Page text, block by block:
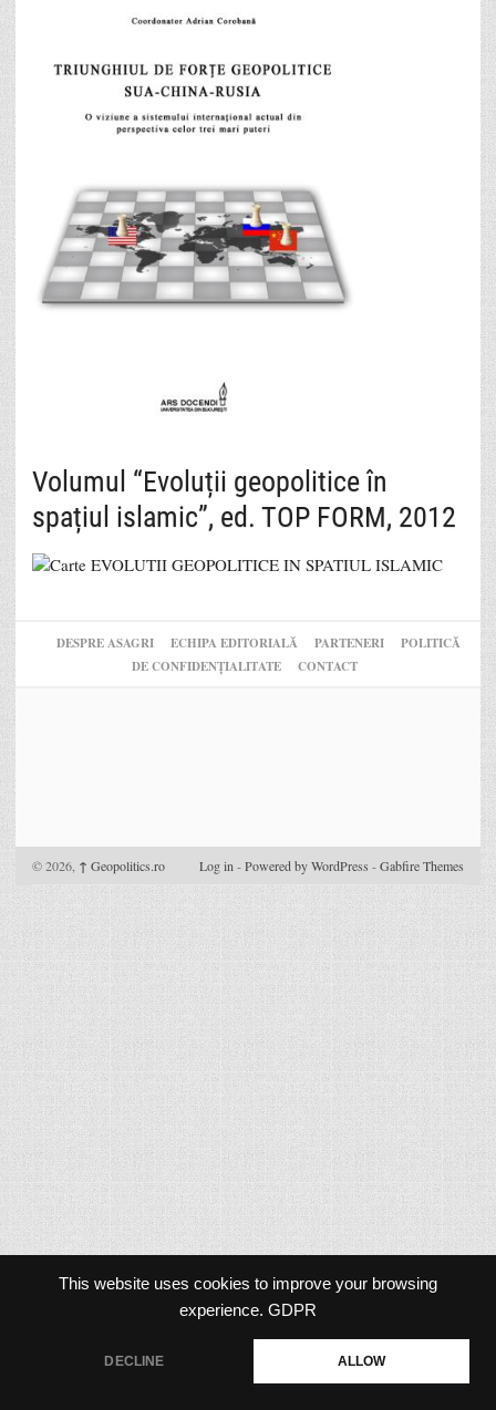
This website uses cookies to improve your browsing
experience. GDPR
DECLINE ALLOW
Volumul “Evoluții geopolitice în
spațiul islamic”, ed. TOP FORM, 2012
DESPRE ASAGRI ECHIPA EDITORIALĂ PARTENERI
POLITICĂ
DE CONFIDENȚIALITATE
CONTACT
© 2026, ↑ Geopolitics.ro Log in-Powered by WordPress -Gabfire Themes